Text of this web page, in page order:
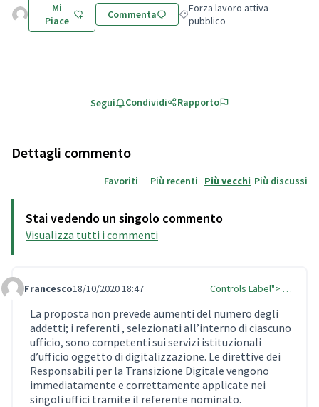
Mi
Piace
Commenta Filtra i risultati per categoria:
Forza lavoro attiva -
pubblico
Segui Condividi Rapporto
Dettagli commento
Favoriti Più recenti Più vecchi Più discussi
Stai vedendo un singolo commento
Visualizza tutti i commenti
Comment Label Reply
Francesco18/10/2020 18:47 Controls Label"> …
La proposta non prevede aumenti del numero degli
addetti; i referenti , selezionati all’interno di ciascuno
ufficio, sono competenti sui servizi istituzionali
d’ufficio oggetto di digitalizzazione. Le direttive dei
Responsabili per la Transizione Digitale vengono
immediatamente e correttamente applicate nei
singoli uffici tramite il referente nominato.